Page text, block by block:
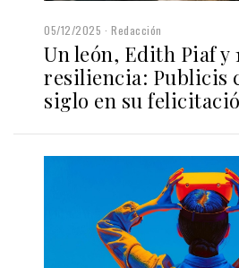
05/12/2025 Redacción
Un león, Edith Piaf y
resiliencia: Publicis
siglo en su